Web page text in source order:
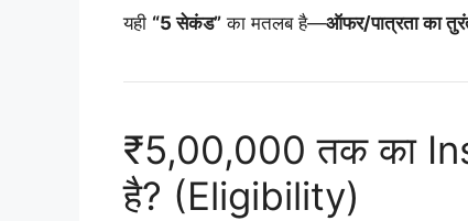
यही “5 सेकंड” का मतलब है—ऑफर/पात्रता का
₹5,00,000 तक का
है? (Eligibility)